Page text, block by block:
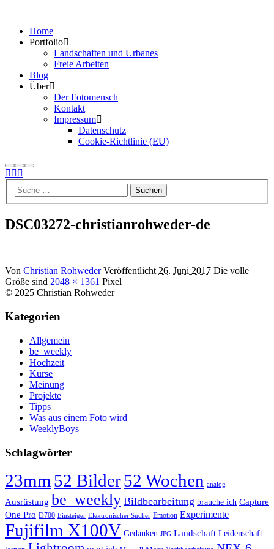
Home
Portfolio
Landschaften und Urbanes
Freie Arbeiten
Blog
Über
Der Fotomensch
Kontakt
Impressum
Datenschutz
Cookie-Richtlinie (EU)
Suchen
Mehr
Info
Hauptmenü
DSC03272-christianrohweder-de
Von Christian Rohweder Veröffentlicht26. Juni 2017 Die volle
Größe sind 2048 × 1361 Pixel
© 2025 Christian Rohweder
Kategorien
Allgemein
be_weekly
Hochzeit
Kurse
Meinung
Projekte
Tipps
Was aus einem Foto wird
WeeklyBoys
Schlagwörter
23mm 52 Bilder52 Wochen analog
Ausrüstung be_weekly Bildbearbeitung brauche ich Capture
One Pro D700 Einsteiger Elektronischer Sucher Emotion Experimente
Fujifilm X100V Gedanken JPG Landschaft Leidenschaft